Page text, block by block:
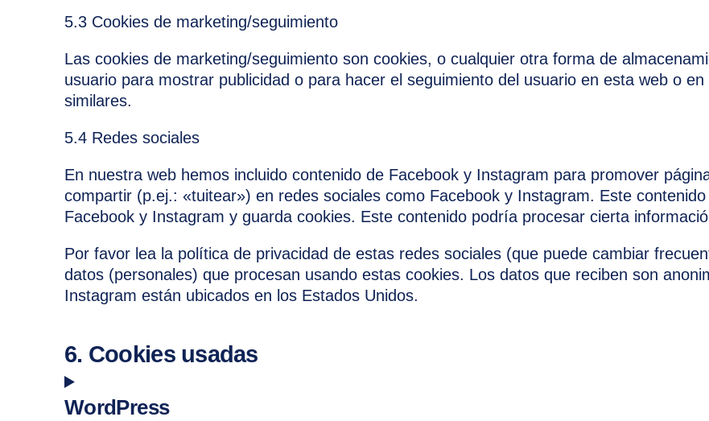
5.3 Cookies de marketing/seguimiento
Las cookies de marketing/seguimiento son cookies, o cualquier otra forma de
usuario para mostrar publicidad o para hacer el seguimiento del usuario en esta web o
similares.
5.4 Redes sociales
En nuestra web hemos incluido contenido de Facebook y Instagram para promover
compartir (p.ej.: «tuitear») en redes sociales como Facebook y Instagram. Este
Facebook y Instagram y guarda cookies. Este contenido podría procesar cierta
Por favor lea la política de privacidad de estas redes sociales (que puede cambiar
datos (personales) que procesan usando estas cookies. Los datos que reciben son
Instagram están ubicados en los Estados Unidos.
6. Cookies usadas
WordPress